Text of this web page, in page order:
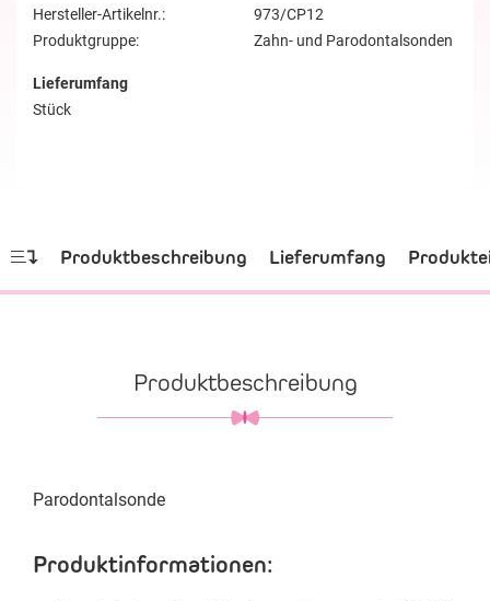
Hersteller-Artikelnr.:
973/CP12
Produktgruppe:
Zahn- und Parodontalsonden
Lieferumfang
Stück
Produktbeschreibung Lieferumfang
Produktbeschreibung
Parodontalsonde
Produktinformationen: